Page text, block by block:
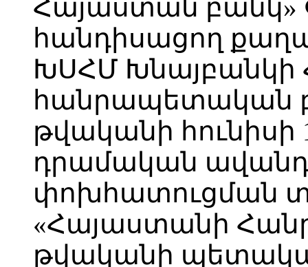
Հայաստան բանկ»
հանդիսացող
ԽՍՀՄ Խնայբանկի
հանրապետական
թվականի հունիսի
դրամական
փոխհատուցման
«Հայաստանի
թվականի